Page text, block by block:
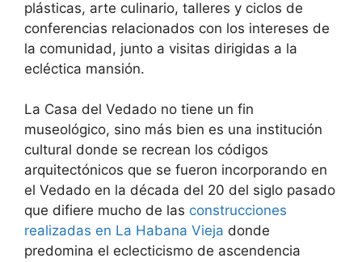
plásticas, arte culinario, talleres y ciclos de
conferencias relacionados con los intereses de
la comunidad, junto a visitas dirigidas a la
ecléctica mansión.
La Casa del Vedado no tiene un fin
museológico, sino más bien es una institución
cultural donde se recrean los códigos
arquitectónicos que se fueron incorporando en
el Vedado en la década del 20 del siglo pasado
que difiere mucho de las construcciones
realizadas en La Habana Vieja donde
predomina el eclecticismo de ascendencia